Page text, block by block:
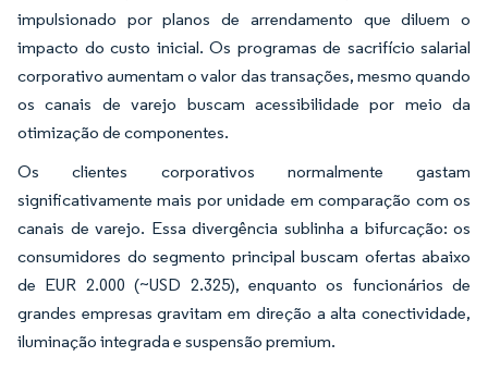
impulsionado por planos de arrendamento que diluem o
impacto do custo inicial. Os programas de sacrifício salarial
corporativo aumentam o valor das transações, mesmo quando
os canais de varejo buscam acessibilidade por meio da
otimização de componentes.
Os clientes corporativos normalmente gastam
significativamente mais por unidade em comparação com os
canais de varejo. Essa divergência sublinha a bifurcação: os
consumidores do segmento principal buscam ofertas abaixo
de EUR 2.000 (~USD 2.325), enquanto os funcionários de
grandes empresas gravitam em direção a alta conectividade,
iluminação integrada e suspensão premium.